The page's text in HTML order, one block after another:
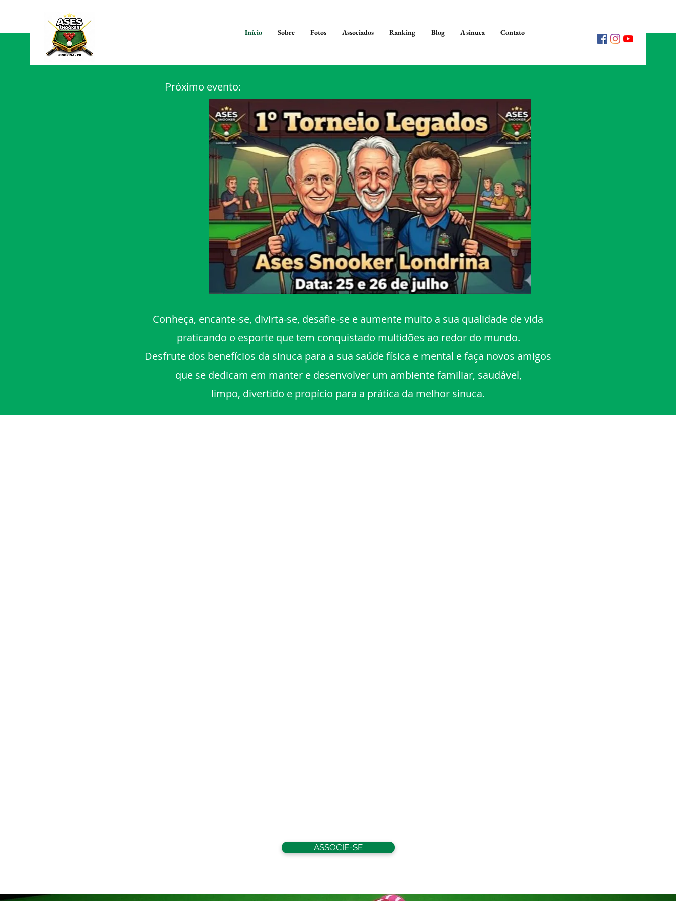
Início Sobre Fotos Associados Ranking Blog A sinuca Contato
Próximo evento:
Conheça, encante-se, divirta-se, desafie-se e aumente muito a sua qualidade de vida
praticando o esporte que tem conquistado multidões ao redor do mundo.
Desfrute dos benefícios da sinuca para a sua saúde física e mental e faça novos amigos
que se dedicam em manter e desenvolver um ambiente familiar, saudável,
limpo, divertido e propício para a prática da melhor sinuca.
ASSOCIE-SE